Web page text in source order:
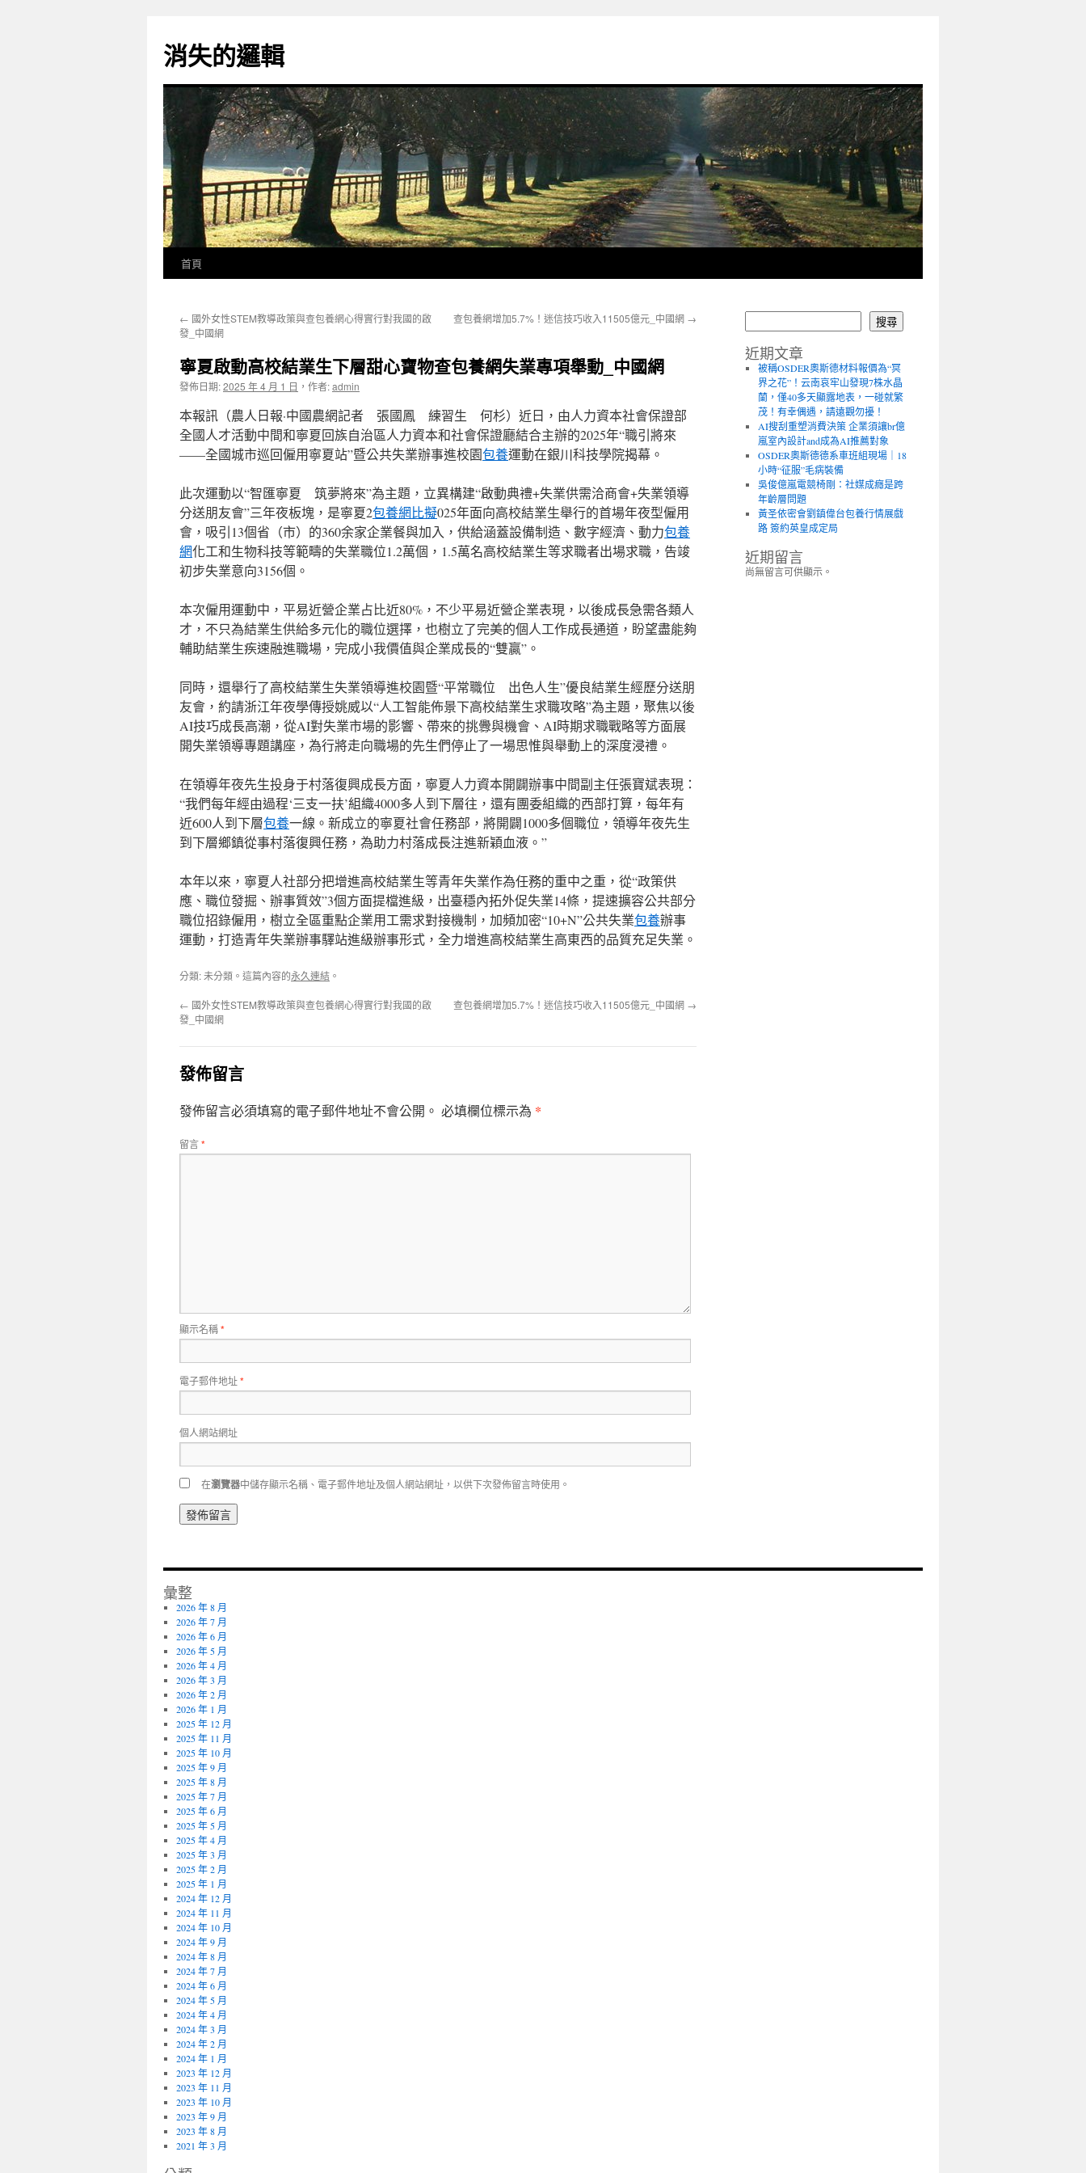
主
要
消失的邏輯
首頁
← 國外女性STEM教導政策與查包養網心得實行對我國的啟
發_中國網
查包養網增加5.7%！迷信技巧收入11505億元_中國網 →
寧夏啟動高校結業生下層甜心寶物查包養網失業專項舉動_中國網
發佈日期:2025 年 4 月 1 日 ， 作者:admin
本報訊（農人日報·中國農網記者 張國鳳 練習生 何杉）近日，由人力資本社會保證部
全國人才活動中間和寧夏回族自治區人力資本和社會保證廳結合主辦的2025年“職引將來
——全國城市巡回僱用寧夏站”暨公共失業辦事進校園包養運動在銀川科技學院揭幕。
此次運動以“智匯寧夏 筑夢將來”為主題，立異構建“啟動典禮+失業供需洽商會+失業領導
分送朋友會”三年夜板塊，是寧夏2包養網比擬025年面向高校結業生舉行的首場年夜型僱用
會，吸引13個省（市）的360余家企業餐與加入，供給涵蓋設備制造、數字經濟、動力包養
網化工和生物科技等範疇的失業職位1.2萬個，1.5萬名高校結業生等求職者出場求職，告竣
初步失業意向3156個。
本次僱用運動中，平易近營企業占比近80%，不少平易近營企業表現，以後成長急需各類人
才，不只為結業生供給多元化的職位選擇，也樹立了完美的個人工作成長通道，盼望盡能夠
輔助結業生疾速融進職場，完成小我價值與企業成長的“雙贏”。
同時，還舉行了高校結業生失業領導進校園暨“平常職位 出色人生”優良結業生經歷分送朋
友會，約請浙江年夜學傳授姚威以“人工智能佈景下高校結業生求職攻略”為主題，聚焦以後
AI技巧成長高潮，從AI對失業市場的影響、帶來的挑釁與機會、AI時期求職戰略等方面展
開失業領導專題講座，為行將走向職場的先生們停止了一場思惟與舉動上的深度浸禮。
在領導年夜先生投身于村落復興成長方面，寧夏人力資本開闢辦事中間副主任張寶斌表現：
“我們每年經由過程‘三支一扶’組織4000多人到下層往，還有團委組織的西部打算，每年有
近600人到下層包養一線。新成立的寧夏社會任務部，將開闢1000多個職位，領導年夜先生
到下層鄉鎮從事村落復興任務，為助力村落成長注進新穎血液。”
本年以來，寧夏人社部分把增進高校結業生等青年失業作為任務的重中之重，從“政策供
應、職位發掘、辦事質效”3個方面提檔進級，出臺穩內拓外促失業14條，提速擴容公共部分
職位招錄僱用，樹立全區重點企業用工需求對接機制，加頻加密“10+N”公共失業包養辦事
運動，打造青年失業辦事驛站進級辦事形式，全力增進高校結業生高東西的品質充足失業。
分類: 未分類。這篇內容的永久連結 。
← 國外女性STEM教導政策與查包養網心得實行對我國的啟
發_中國網
查包養網增加5.7%！迷信技巧收入11505億元_中國網 →
發佈留言
發佈留言必須填寫的電子郵件地址不會公開。 必填欄位標示為 *
留言*
顯示名稱*
電子郵件地址*
個人網站網址
在瀏覽器中儲存顯示名稱、電子郵件地址及個人網站網址，以供下次發佈留言時使用。
搜尋
近期文章
被稱OSDER奧斯德材料報價為“冥
界之花”！云南哀牢山發現7株水晶
蘭，僅40多天顯露地表，一碰就繁
茂！有幸偶遇，請遠觀勿擾！
AI搜刮重塑消費決策 企業須讓br億
嵐室內設計and成為AI推薦對象
OSDER奧斯德德系車班組現場｜18
小時“征服”毛病裝備
吳俊億嵐電競椅剛：社媒成癮是跨
年齡層問題
黃圣依密會劉鎮偉台包養行情展戲
路 簽約英皇成定局
近期留言
尚無留言可供顯示。
彙整
2026 年 8 月
2026 年 7 月
2026 年 6 月
2026 年 5 月
2026 年 4 月
2026 年 3 月
2026 年 2 月
2026 年 1 月
2025 年 12 月
2025 年 11 月
2025 年 10 月
2025 年 9 月
2025 年 8 月
2025 年 7 月
2025 年 6 月
2025 年 5 月
2025 年 4 月
2025 年 3 月
2025 年 2 月
2025 年 1 月
2024 年 12 月
2024 年 11 月
2024 年 10 月
2024 年 9 月
2024 年 8 月
2024 年 7 月
2024 年 6 月
2024 年 5 月
2024 年 4 月
2024 年 3 月
2024 年 2 月
2024 年 1 月
2023 年 12 月
2023 年 11 月
2023 年 10 月
2023 年 9 月
2023 年 8 月
2021 年 3 月